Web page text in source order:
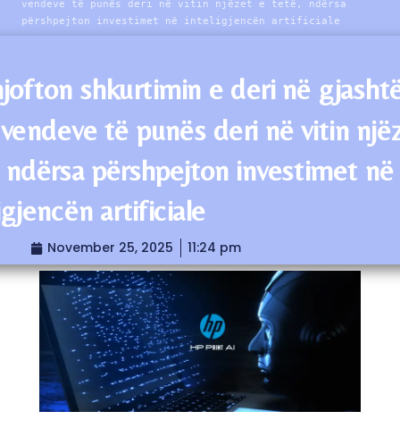
vendeve të punës deri në vitin njëzet e tetë, ndërsa
përshpejton investimet në inteligjencën artificiale
shkurtimin e deri në
të punës deri në vitin
përshpejton investimet në
artificiale
November 25, 2025 11:24 pm